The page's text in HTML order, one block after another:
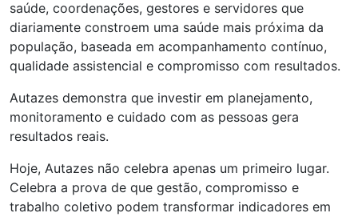
saúde, coordenações, gestores e servidores que
diariamente constroem uma saúde mais próxima da
população, baseada em acompanhamento contínuo,
qualidade assistencial e compromisso com resultados.
Autazes demonstra que investir em planejamento,
monitoramento e cuidado com as pessoas gera
resultados reais.
Hoje, Autazes não celebra apenas um primeiro lugar.
Celebra a prova de que gestão, compromisso e
trabalho coletivo podem transformar indicadores em